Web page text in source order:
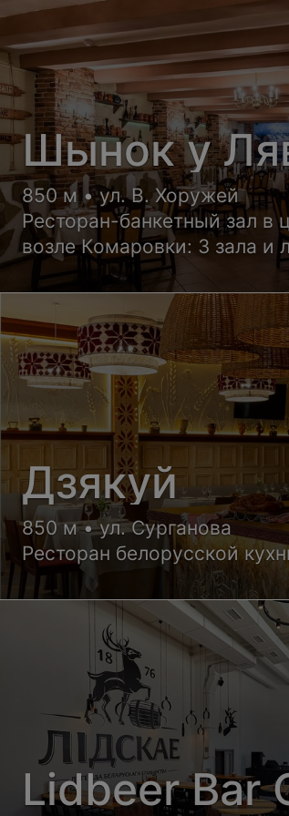
Шынок у
850 м • ул. В. Хоружей
Ресторан-банкетный зал в
возле Комаровки: 3 зала и
размещение от 45 до 120
Дзякуй
850 м • ул. Сурганова
Ресторан белорусской
Lidbeer Bar